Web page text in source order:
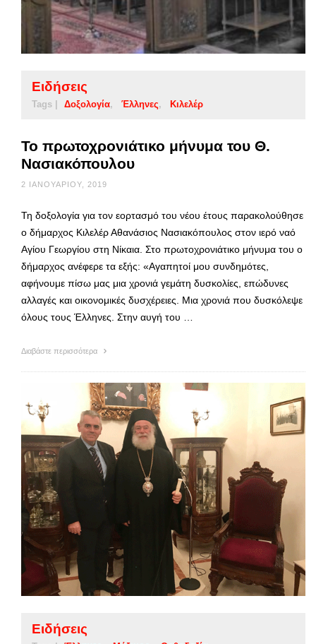
Ειδήσεις
Tags | Δοξολογία Έλληνες Κιλελέρ
Το πρωτοχρονιάτικο μήνυμα του Θ.
Νασιακόπουλου
2 ΙΑΝΟΥΑΡΊΟΥ, 2019
Τη δοξολογία για τον εορτασμό του νέου έτους παρακολούθησε
ο δήμαρχος Κιλελέρ Αθανάσιος Νασιακόπουλος στον ιερό ναό
Αγίου Γεωργίου στη Νίκαια. Στο πρωτοχρονιάτικο μήνυμα του ο
δήμαρχος ανέφερε τα εξής: «Αγαπητοί μου συνδημότες,
αφήνουμε πίσω μας μια χρονιά γεμάτη δυσκολίες, επώδυνες
αλλαγές και οικονομικές δυσχέρειες. Μια χρονιά που δυσκόλεψε
όλους τους Έλληνες. Στην αυγή του …
Διαβάστε περισσότερα
Ειδήσεις